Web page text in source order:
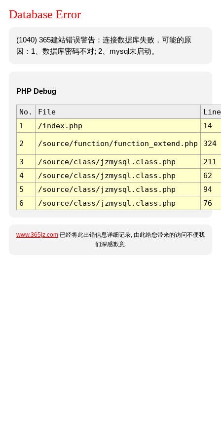
Database Error
(1040) 365建站错误警告：连接数据库失败，可能的原
因：1、数据库密码不对; 2、mysql未启动。
PHP Debug
No. File
Line
1
/index.php 14
2 /source/function/function_extend.php 324
3 /source/class/jzmysql.class.php
211
4
/source/class/jzmysql.class.php
62
5
/source/class/jzmysql.class.php
94
6
/source/class/jzmysql.class.php 76
www.365jz.com 已经将此出错信息详细记录, 由此给您带来的访问不便我
们深感歉意.